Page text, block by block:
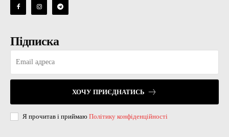
Підписка
ХОЧУ ПРИЄДНАТИСЬ
Я прочитав і приймаю Політику конфіденційності